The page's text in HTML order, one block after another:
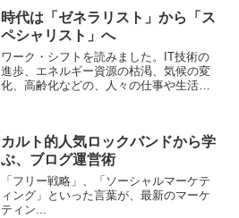
時代は「ゼネラリスト」から「ス
ペシャリスト」へ
ワーク・シフトを読みました。IT技術の
進歩、エネルギー資源の枯渇、気候の変
化、高齢化などの、人々の仕事や生活に
ます。ワーク・シフト...
カルト的人気ロックバンドから学
ぶ、ブログ運営術
「フリー戦略」、「ソーシャルマーケテ
ィング」といった言葉が、最新のマーケ
ティン...